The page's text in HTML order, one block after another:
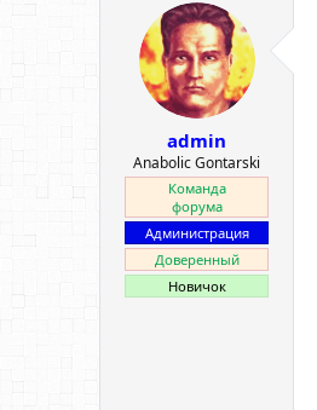
admin
Anabolic Gontarski
Команда
форума
Администрация
Доверенный
Новичок